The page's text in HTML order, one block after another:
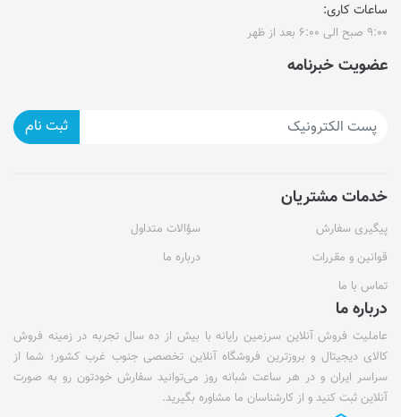
ساعات کاری:
۹:۰۰ صبح الی ۶:۰۰ بعد از ظهر
عضویت خبرنامه
ثبت نام
خدمات مشتریان
پیگیری سفارش
سؤالات متداول
قوانین و مقررات
درباره ما
تماس با ما
درباره ما
عاملیت فروش آنلاین سرزمین رایانه با بیش از ده سال تجربه در زمینه فروش
کالای دیجیتال و بروزترین فروشگاه آنلاین تخصصی جنوب غرب کشور؛ شما از
سراسر ایران و در هر ساعت شبانه روز می‌توانید سفارش خودتون رو به صورت
آنلاین ثبت کنید و از کارشناسان ما مشاوره بگیرید.